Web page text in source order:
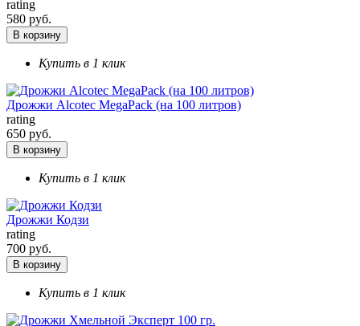
rating
580 руб.
В корзину
Купить в 1 клик
Дрожжи Alcotec MegaPack (на 100 литров)
rating
650 руб.
В корзину
Купить в 1 клик
Дрожжи Кодзи
rating
700 руб.
В корзину
Купить в 1 клик